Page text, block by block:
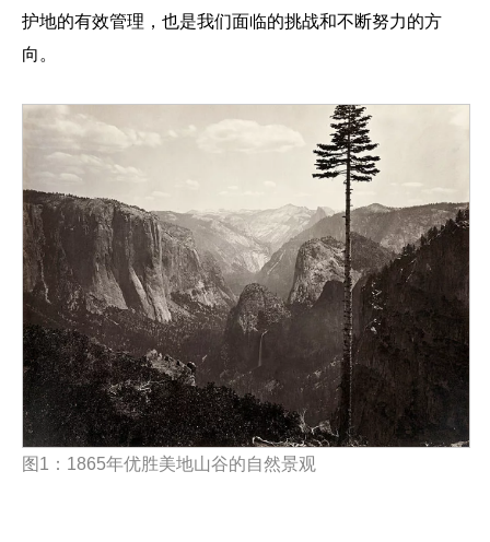
护地的有效管理，也是我们面临的挑战和不断努力的方
向。
图 1 ： 1865年优胜美地山谷的自然景观